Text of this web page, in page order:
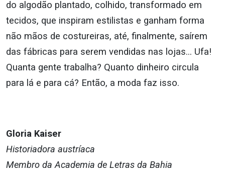
do algodão plantado, colhido, transformado em
tecidos, que inspiram estilistas e ganham forma
não mãos de costureiras, até, finalmente, saírem
das fábricas para serem vendidas nas lojas… Ufa!
Quanta gente trabalha? Quanto dinheiro circula
para lá e para cá? Então, a moda faz isso.
Gloria Kaiser
Historiadora austríaca
Membro da Academia de Letras da Bahia